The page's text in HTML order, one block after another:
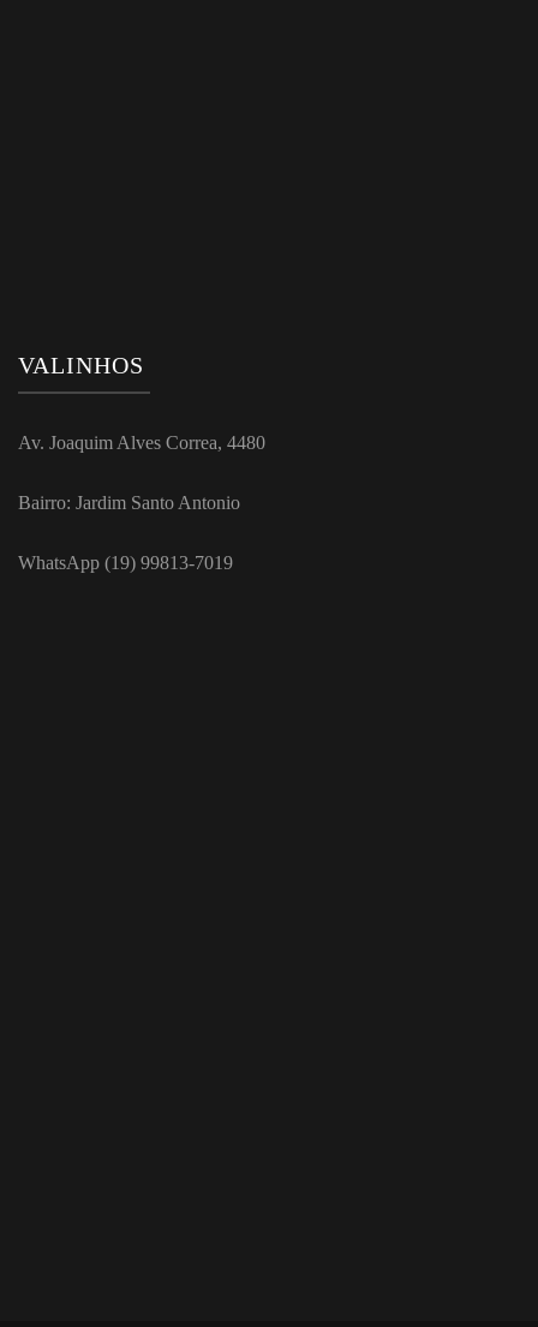
VALINHOS
Av. Joaquim Alves Correa, 4480
Bairro: Jardim Santo Antonio
WhatsApp (19) 99813-7019